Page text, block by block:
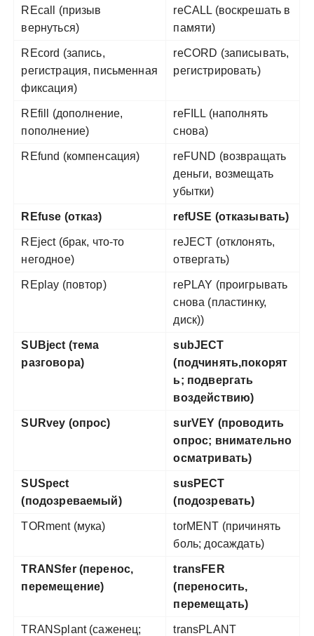
REcall (призыв
вернуться)
reCALL (воскрешать в
памяти)
REcord (запись,
регистрация, письменная
фиксация)
reCORD (записывать,
регистрировать)
REfill (дополнение,
пополнение)
reFILL (наполнять
снова)
REfund (компенсация)
reFUND (возвращать
деньги, возмещать
убытки)
REfuse (отказ) refUSE (отказывать)
REject (брак, что-то
негодное)
reJECT (отклонять,
отвергать)
REplay (повтор)
rePLAY (проигрывать
снова (пластинку,
диск))
SUBject (тема
разговора)
subJECT
(подчинять,покорят
ь; подвергать
воздействию)
SURvey (опрос)
surVEY (проводить
опрос; внимательно
осматривать)
SUSpect
(подозреваемый)
susPECT
(подозревать)
TORment (мука)
torMENT (причинять
боль; досаждать)
TRANSfer (перенос,
перемещение)
transFER
(переносить,
перемещать)
TRANSplant (саженец;
transPLANT